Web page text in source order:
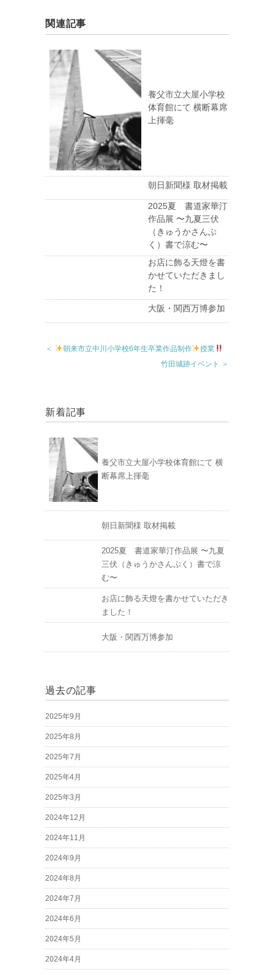
関連記事
養父市立大屋小学校
体育館にて 横断幕席
上揮毫
朝日新聞様 取材掲載
2025夏 書道家華汀
作品展 〜九夏三伏
（きゅうかさんぷ
く）書で涼む〜
お店に飾る天燈を書
かせていただきまし
た！
大阪・関西万博参加
＜ 朝来市立中川小学校6年生卒業作品制作
授業
竹田城跡イベント ＞
新着記事
養父市立大屋小学校体育館にて 横
断幕席上揮毫
朝日新聞様 取材掲載
2025夏 書道家華汀作品展 〜九夏
三伏（きゅうかさんぷく）書で涼
む〜
お店に飾る天燈を書かせていただき
ました！
大阪・関西万博参加
過去の記事
2025年9月
2025年8月
2025年7月
2025年4月
2025年3月
2024年12月
2024年11月
2024年9月
2024年8月
2024年7月
2024年6月
2024年5月
2024年4月